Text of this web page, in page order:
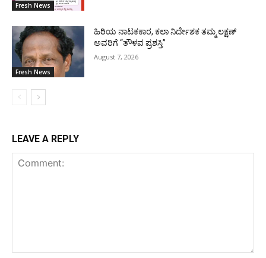
Fresh News
Fresh News
ಹಿರಿಯ ನಾಟಕಕಾರ, ಕಲಾ ನಿರ್ದೇಶಕ ತಮ್ಮ ಲಕ್ಷಣ್
ಅವರಿಗೆ “ತೌಳವ ಪ್ರಶಸ್ತಿ”
August 7, 2026
LEAVE A REPLY